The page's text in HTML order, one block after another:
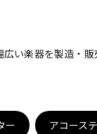
他楽器
い楽器を製造・
ー アコース